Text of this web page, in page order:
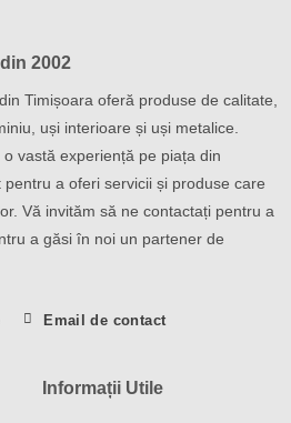
2002
Timișoara oferă produse de calitate,
uși interioare și uși metalice.
vastă experiență pe piața din
a oferi servicii și produse care
Vă invităm să ne contactați pentru a
a găsi în noi un partener de
Email de contact
Informații Utile